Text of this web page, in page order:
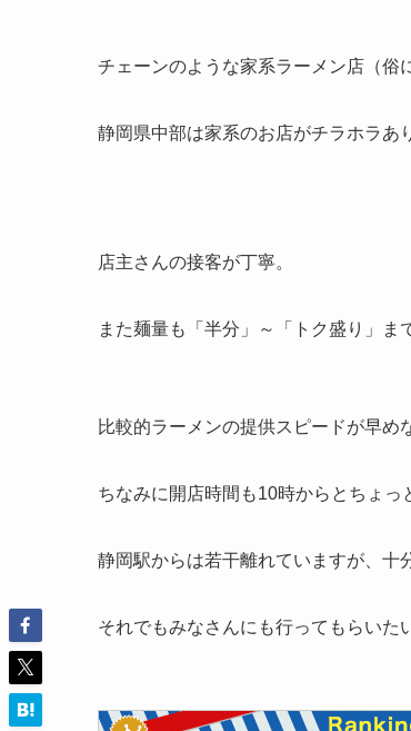
チェーンのような家系ラーメン店（俗
静岡県中部は家系のお店がチラホラあ
店主さんの接客が丁寧。
また麺量も「半分」～「トク盛り」ま
比較的ラーメンの提供スピードが早め
ちなみに開店時間も10時からとちょ
静岡駅からは若干離れていますが、十
それでもみなさんにも行ってもらいた